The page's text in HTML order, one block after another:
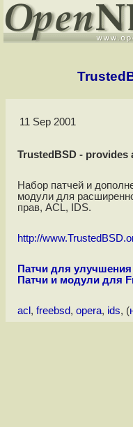
11 Sep 2001
TrustedBSD - provides
Набор патчей и
модули для
прав, ACL, IDS.
http://
Патчи для улучшения
Патчи и модули для
acl , freebsd, opera, ids, (